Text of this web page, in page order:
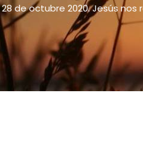
de octubre 2020. Jesús nos